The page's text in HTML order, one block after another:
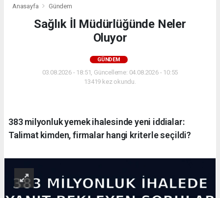
Anasayfa Gündem
Sağlık İl Müdürlüğünde Neler
Oluyor
GÜNDEM
03.08.2026 - 18:51, Güncelleme: 04.08.2026 - 10:55
13419 kez okundu.
383 milyonluk yemek ihalesinde yeni iddialar:
Talimat kimden, firmalar hangi kriterle seçildi?